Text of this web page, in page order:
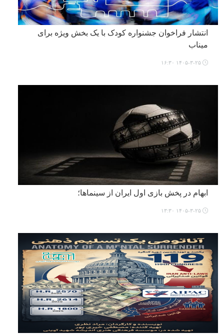
انتشار فراخوان جشنواره کودک با یک بخش ویژه برای
میناب
ابهام در پخش بازی اول ایران از سینماها؛